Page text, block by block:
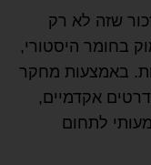
שזה לא רק
בחומר היסטורי,
באמצעות מחקר
אקדמיים,
לתחום